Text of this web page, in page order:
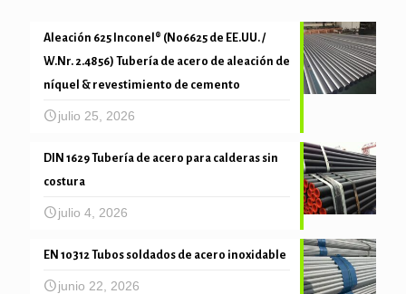
Aleación 625 Inconel® (N06625 de EE.UU. /
W.Nr. 2.4856) Tubería de acero de aleación de
níquel & revestimiento de cemento
julio 25, 2026
DIN 1629 Tubería de acero para calderas sin
costura
julio 4, 2026
EN 10312 Tubos soldados de acero inoxidable
junio 22, 2026